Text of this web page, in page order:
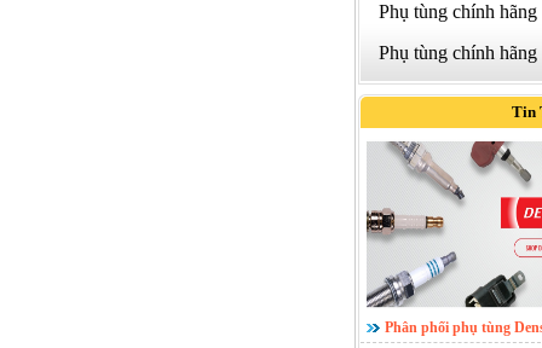
Phụ tùng chính hãng
Phụ tùng chính hãng
Tin
Phân phối phụ tùng